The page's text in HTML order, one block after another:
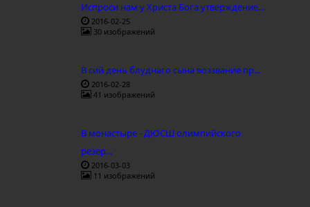
Испроси нам у Христа Бога утверждение...
2016-02-25
30 изображений
В сий день блуднаго сына воззвание пр...
2016-02-28
41 изображений
В монастыре - ДЮСШ олимпийского
резер...
2016-03-03
11 изображений